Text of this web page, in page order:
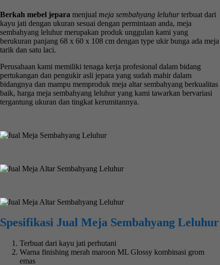
Berkah mebel jepara menjual meja sembahyang leluhur terbuat dari
kayu jati dengan ukuran sesuai dengan permintaan anda, meja
sembahyang leluhur merupakan produk unggulan kami yang
berukuran panjang 68 x 60 x 108 cm dengan type ukir bunga ada meja
tarik dan satu laci.
Perusahaan kami memiliki tenaga kerja profesional dalam bidang
pertukangan dan pengukir asli jepara yang sudah mahir dalam
bidangnya dan mampu memproduk meja altar sembahyang berkualitas
baik, harga meja sembahyang leluhur yang kami tawarkan bervariasi
tergantung ukuran dan tingkat kerumitannya.
Spesifikasi Jual Meja Sembahyang Leluhur
Terbuat dari kayu jati perhutani
Warna finishing merah maroon ML Glossy kombinasi grom
emas